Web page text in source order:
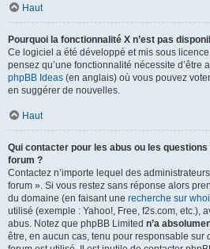
Haut
Pourquoi la fonctionnalité X n’est pas
Ce logiciel a été développé et mis sous
pensez qu’une fonctionnalité nécessite d’être
phpBB Ideas (en anglais) où vous pouvez
en suggérer de nouvelles.
Haut
Qui contacter pour les abus ou les
forum ?
Contactez n’importe lequel des
forum ». Si vous restez sans réponse alors
du domaine (en faisant une recherche sur
utilisé (exemple : Yahoo!, Free, f2s.com, etc.),
abus. Notez que phpBB Limited n’a
être, en aucun cas, tenu pour responsable sur